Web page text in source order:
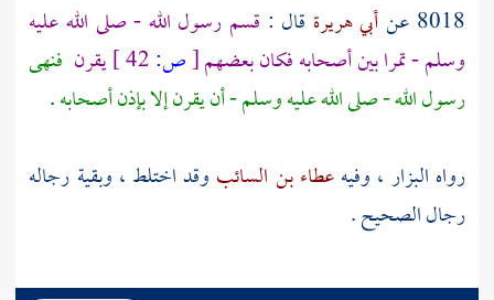
8018 عن
أبي هريرة قال : قسم رسول الله - صلى الله عليه
وسلم - تمرا بين أصحابه فكان بعضهم[ص: يقرن فنهى
رسول الله - صلى الله عليه وسلم - أن يقرن إلا بإذن أصحابه.
رواه البزار ، وفيهعطاء بن السائب وقد اختلط ، وبقية رجاله
رجال الصحيح .